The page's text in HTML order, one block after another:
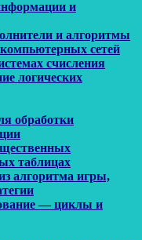
и
и алгоритмы
компьютерных сетей
счисления
логических
обработки
таблицах
алгоритма игры,
— циклы и